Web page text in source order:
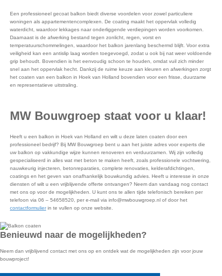
Een professioneel gecoat balkon biedt diverse voordelen voor zowel particuliere
woningen als appartementencomplexen. De coating maakt het oppervlak volledig
waterdicht, waardoor lekkages naar onderliggende verdiepingen worden voorkomen.
Daarnaast is de afwerking bestand tegen zonlicht, regen, vorst en
temperatuurschommelingen, waardoor het balkon jarenlang beschermd blijft. Voor extra
veiligheid kan een antislip laag worden toegevoegd, zodat u ook bij nat weer voldoende
grip behoudt. Bovendien is het eenvoudig schoon te houden, omdat vuil zich minder
snel aan het oppervlak hecht. Dankzij de ruime keuze aan kleuren en afwerkingen zorgt
het coaten van een balkon in Hoek van Holland bovendien voor een frisse, duurzame
en representatieve uitstraling.
MW Bouwgroep staat voor u klaar!
Heeft u een balkon in Hoek van Holland en wilt u deze laten coaten door een
professioneel bedrijf? Bij MW Bouwgroep bent u aan het juiste adres voor experts die
uw balkon op vakkundige wijze kunnen renoveren en verduurzamen. Wij zijn volledig
gespecialiseerd in alles wat met beton te maken heeft, zoals professionele vochtwering,
nauwkeurig injecteren, betonreparaties, complete renovaties, kelderafdichtingen,
coatings en het geven van onafhankelijk bouwkundig advies. Heeft u interesse in onze
diensten of wilt u een vrijblijvende offerte ontvangen? Neem dan vandaag nog contact
met ons op voor de mogelijkheden. U kunt ons te allen tijde telefonisch bereiken per
telefoon via 06 – 54658520, per e-mail via info@mwbouwgroep.nl of door het
contactformulierin te vullen op onze website.
Benieuwd naar de mogelijkheden?
Neem dan vrijblijvend contact met ons op en ontdek wat de mogelijkheden zijn voor jouw
bouwproject!